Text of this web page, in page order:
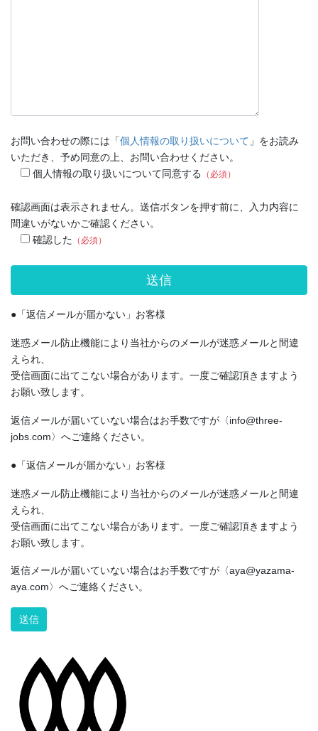
お問い合わせの際には「個人情報の取り扱いについて 」をお読み
いただき、予め同意の上、お問い合わせください。
個人情報の取り扱いについて同意する
（必須）
確認画面は表示されません。送信ボタンを押す前に、入力内容に
間違いがないかご確認ください。
確認した （必須）
●「返信メールが届かない」お客様
迷惑メール防止機能により当社からのメールが迷惑メールと間違
えられ、
受信画面に出てこない場合があります。一度ご確認頂きますよう
お願い致します。
返信メールが届いていない場合はお手数ですが〈info@three-
jobs.com〉へご連絡ください。
●「返信メールが届かない」お客様
迷惑メール防止機能により当社からのメールが迷惑メールと間違
えられ、
受信画面に出てこない場合があります。一度ご確認頂きますよう
お願い致します。
返信メールが届いていない場合はお手数ですが〈aya@yazama-
aya.com〉へご連絡ください。